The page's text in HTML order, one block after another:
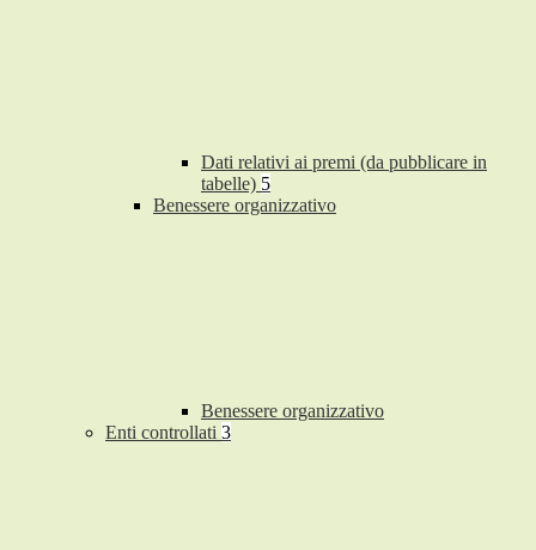
Dati relativi ai premi (da pubblicare in
tabelle) 5
Benessere organizzativo
Benessere organizzativo
Enti controllati 3